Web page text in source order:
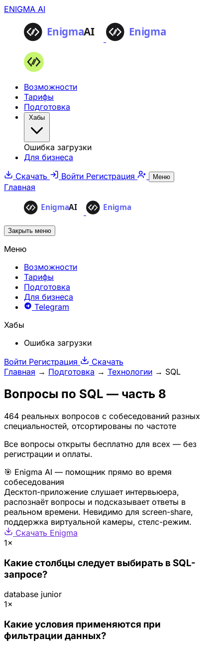
ENIGMA AI
Возможности
Тарифы
Подготовка
Хабы
Ошибка загрузки
Для бизнеса
Скачать
Войти Регистрация Меню
Главная
Закрыть меню
Меню
Возможности
Тарифы
Подготовка
Для бизнеса
Telegram
Хабы
Ошибка загрузки
Войти Регистрация
Скачать
Главная → Подготовка → Технологии → SQL
Вопросы по SQL — часть 8
464 реальных вопросов с собеседований разных
специальностей, отсортированы по частоте
Все вопросы открыты бесплатно для всех — без
регистрации и оплаты.
🎯 Enigma AI — помощник прямо во время
собеседования
Десктоп-приложение слушает интервьюера,
распознаёт вопросы и подсказывает ответы в
реальном времени. Невидимо для screen-share,
поддержка виртуальной камеры, стелс-режим.
Скачать Enigma
1×
Какие столбцы следует выбирать в SQL-
запросе?
database junior
1×
Какие условия применяются при
фильтрации данных?